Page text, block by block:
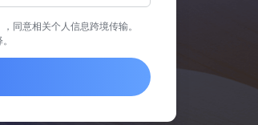
，同意相关个人信息跨境传输。